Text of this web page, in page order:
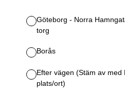
Göteborg - Norra
torg
Borås
Efter vägen (Stäm av med
plats/ort)